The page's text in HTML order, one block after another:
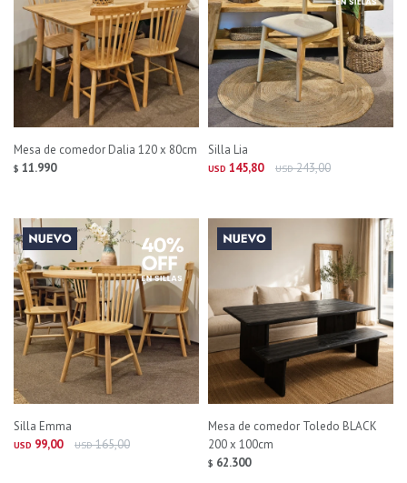
Mesa de comedor Dalia 120 x 80cm
$ 11.990
Silla Lia
USD 145,80 USD 243,00
Silla Emma
USD 99,00 USD 165,00
Mesa de comedor Toledo BLACK
200 x 100cm
$ 62.300